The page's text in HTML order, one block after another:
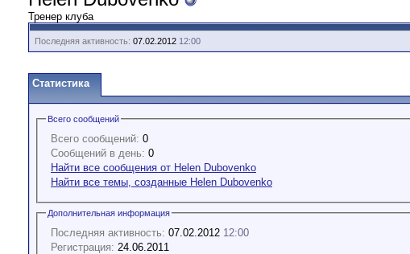
Тренер клуба
Последняя активность: 07.02.2012 12:00
Статистика
Всего сообщений
Всего сообщений: 0
Сообщений в день: 0
Найти все сообщения от Helen Dubovenko
Найти все темы, созданные Helen Dubovenko
Дополнительная информация
Последняя активность: 07.02.2012 12:00
Регистрация: 24.06.2011